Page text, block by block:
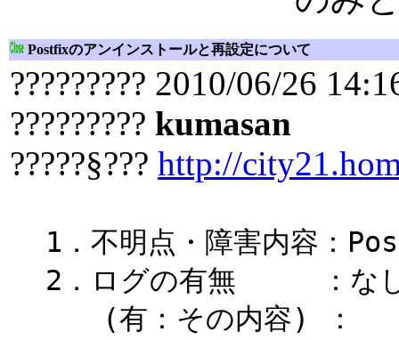
Postfixのアンインストールと再設定について
????????? 2010/06/26
????????? kumasan
?????§??? http://
1．不明点・障害内容：
2．ログの有無 ：な
(有：その内容) ：